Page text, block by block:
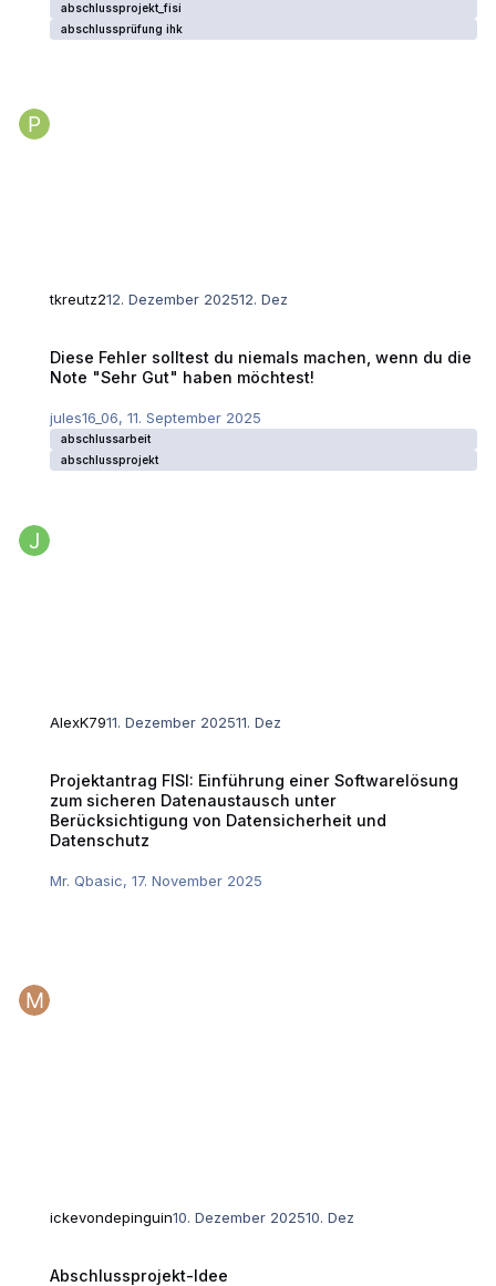
abschlussprojekt_fisi
abschlussprüfung ihk
tkreutz212. Dezember 202512. Dez
Diese Fehler solltest du niemals machen, wenn du die
Note "Sehr Gut" haben möchtest!
jules16_06, 11. September 2025
abschlussarbeit
abschlussprojekt
AlexK7911. Dezember 202511. Dez
Projektantrag FISI: Einführung einer Softwarelösung
zum sicheren Datenaustausch unter
Berücksichtigung von Datensicherheit und
Datenschutz
Mr. Qbasic, 17. November 2025
ickevondepinguin10. Dezember 202510. Dez
Abschlussprojekt-Idee